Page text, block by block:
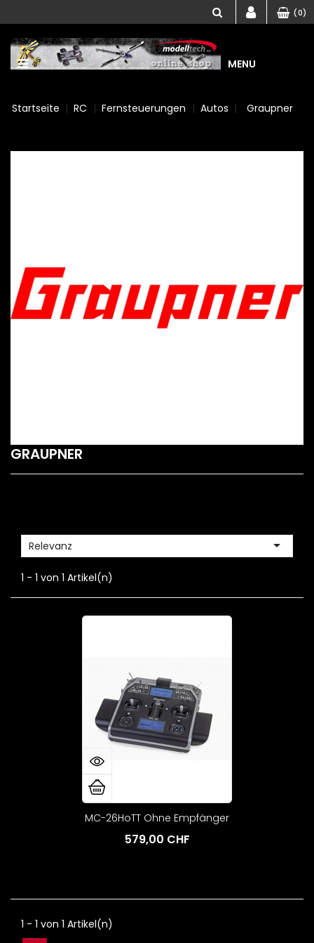
(0)
MENU
Startseite RC Fernsteuerungen Autos Graupner
GRAUPNER
Relevanz 
1 - 1 von 1 Artikel(n)
MC-26HoTT Ohne Empfänger
579,00 CHF
1 - 1 von 1 Artikel(n)